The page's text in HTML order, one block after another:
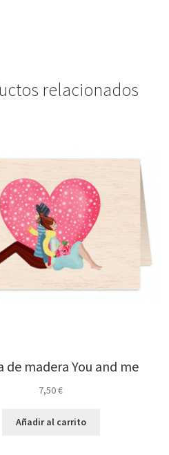
relacionados
de madera You and me
7,50€
Añadir al carrito